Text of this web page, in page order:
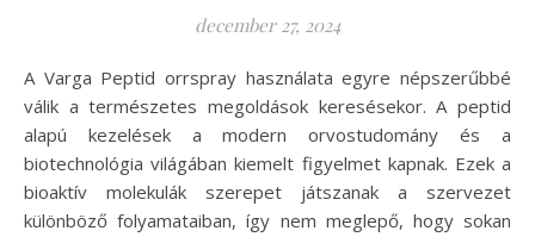
december 27, 2024
A Varga Peptid orrspray használata egyre népszerűbbé
válik a természetes megoldások keresésekor. A peptid
alapú kezelések a modern orvostudomány és a
biotechnológia világában kiemelt figyelmet kapnak. Ezek a
bioaktív molekulák szerepet játszanak a szervezet
különböző folyamataiban, így nem meglepő, hogy sokan